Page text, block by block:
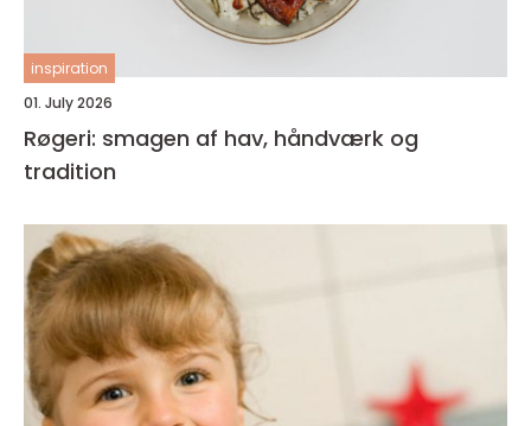
inspiration
01. July 2026
Røgeri: smagen af hav, håndværk og
tradition